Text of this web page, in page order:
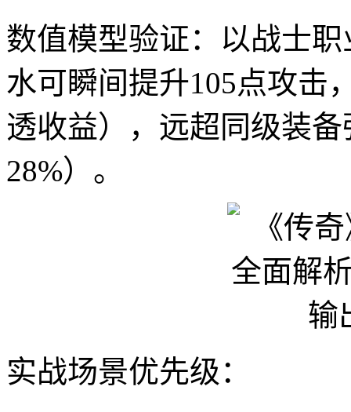
数值模型验证：以战士
水可瞬间提升105点攻击
透收益），远超同级装
28%）。
实战场景优先级：